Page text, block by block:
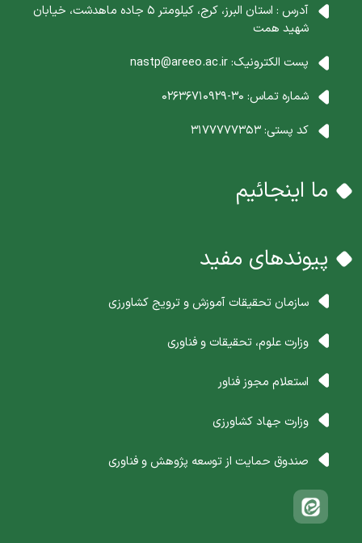
آدرس : استان البرز، کرج، کیلومتر 5 جاده ماهدشت، خیابان
شهید همت
پست الکترونیک:nastp@areeo.ac.ir
شماره تماس: 30-02636710929
کد پستی:3177777353
ما اینجائیم
پیوندهای مفید
سازمان تحقیقات آموزش و ترویج کشاورزی
وزارت علوم، تحقیقات و فناوری
استعلام مجوز فناور
وزارت جهاد کشاورزی
صندوق حمایت از توسعه پژوهش و فناوری